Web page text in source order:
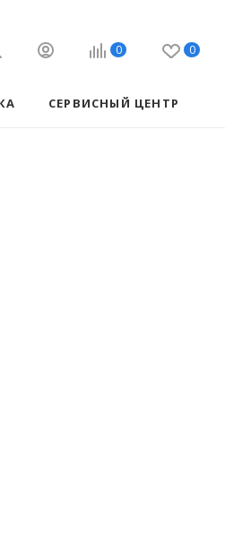
0 0
СЕРВИСНЫЙ ЦЕНТР